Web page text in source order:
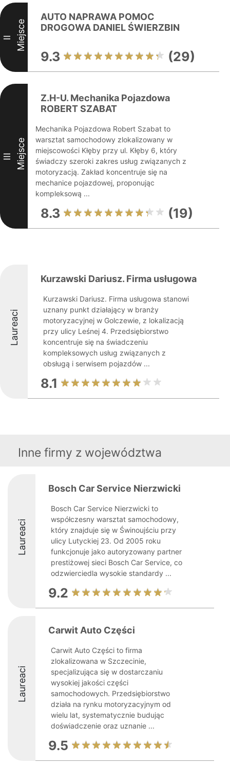
II Miejsce
AUTO NAPRAWA POMOC
DROGOWA DANIEL ŚWIERZBIN
9.3 (29)
III Miejsce
Z.H-U. Mechanika Pojazdowa
ROBERT SZABAT
Mechanika Pojazdowa Robert Szabat to
warsztat samochodowy zlokalizowany w
miejscowości Kłęby przy ul. Kłęby 6, który
świadczy szeroki zakres usług związanych z
motoryzacją. Zakład koncentruje się na
mechanice pojazdowej, proponując
kompleksową ...
8.3 (19)
Laureaci
Kurzawski Dariusz. Firma usługowa
Kurzawski Dariusz. Firma usługowa stanowi
uznany punkt działający w branży
motoryzacyjnej w Golczewie, z lokalizacją
przy ulicy Leśnej 4. Przedsiębiorstwo
koncentruje się na świadczeniu
kompleksowych usług związanych z
obsługą i serwisem pojazdów ...
8.1
Inne firmy z województwa
Laureaci
Bosch Car Service Nierzwicki
Bosch Car Service Nierzwicki to
współczesny warsztat samochodowy,
który znajduje się w Świnoujściu przy
ulicy Lutyckiej 23. Od 2005 roku
funkcjonuje jako autoryzowany partner
prestiżowej sieci Bosch Car Service, co
odzwierciedla wysokie standardy ...
9.2
Laureaci
Carwit Auto Części
Carwit Auto Części to firma
zlokalizowana w Szczecinie,
specjalizująca się w dostarczaniu
wysokiej jakości części
samochodowych. Przedsiębiorstwo
działa na rynku motoryzacyjnym od
wielu lat, systematycznie budując
doświadczenie oraz uznanie ...
9.5